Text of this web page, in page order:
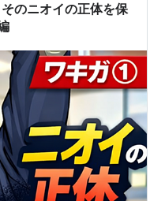
のニオイの正体を保